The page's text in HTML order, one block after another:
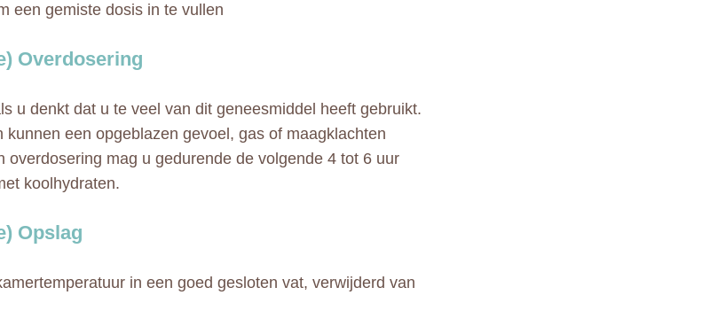
een gemiste dosis in te vullen
Overdosering
u denkt dat u te veel van dit geneesmiddel heeft gebruikt.
kunnen een opgeblazen gevoel, gas of maagklachten
overdosering mag u gedurende de volgende 4 tot 6 uur
koolhydraten.
Opslag
in een goed gesloten vat, verwijderd van